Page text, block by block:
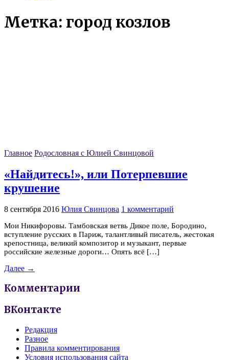
Метка: город козлов
Главное Родословная с Юлией Свинцовой
«Найдитесь!», или Потерпевшие
крушение
8 сентября 2016 Юлия Свинцова 1 комментарий
Мои Никифоровы. Тамбовская ветвь Дикое поле, Бородино,
вступление русских в Париж, талантливый писатель, жестокая
крепостница, великий композитор и музыкант, первые
российские железные дороги… Опять всё […]
Далее →
Комментарии
ВКонтакте
Редакция
Разное
Правила комментирования
Условия использования сайта